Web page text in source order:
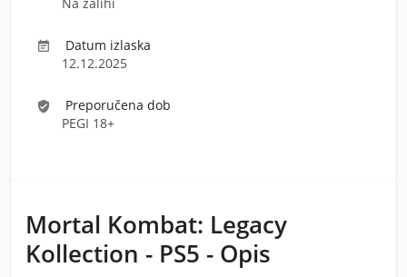

Datum izlaska
12.12.2025
verified_user
Preporučena dob
PEGI 18+
Mortal Kombat: Legacy
Kollection - PS5 - Opis